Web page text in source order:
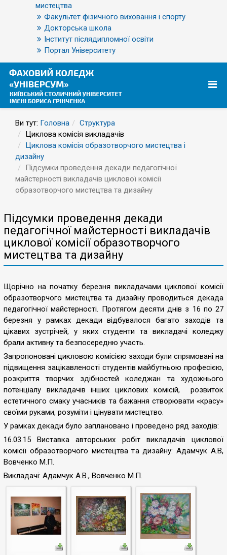
мистецтва
Факультет фізичного виховання і спорту
Докторська школа
Інститут післядипломної освіти
Портал Університету
Ви тут: Головна
Структура
Циклова комісія викладачів
Циклова комісія образотворчого мистецтва і
дизайну
Підсумки проведення декади педагогічної
майстерності викладачів циклової комісії
образотворчого мистецтва та дизайну
Підсумки проведення декади
педагогічної майстерності викладачів
циклової комісії образотворчого
мистецтва та дизайну
Щорічно на початку березня викладачами циклової комісії
образотворчого мистецтва та дизайну проводиться декада
педагогічної майстерності. Протягом десяти днів з 16 по 27
березня у рамках декади відбувалося багато заходів та
цікавих зустрічей, у яких студенти та викладачі коледжу
брали активну та безпосередню участь.
Запропоновані цикловою комісією заходи були спрямовані на
підвищення зацікавленості студентів майбутньою професією,
розкриття творчих здібностейколеджан та художнього
потенціалу викладачів інших циклових комісій, розвиток
естетичного смаку учасників та бажання створювати «красу»
своїми руками, розуміти і цінувати мистецтво.
У рамках декади було заплановано і проведено ряд заходів:
16.03.15 Виставка авторських робіт викладачів циклової
комісії образотворчого мистецтва та дизайну: Адамчук А.В,
Вовченко М.П.
Викладачі: Адамчук А.В., Вовченко М.П.